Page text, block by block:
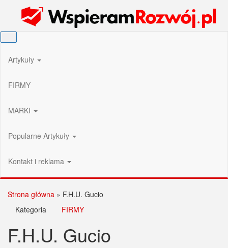
Wspieram Rozwój PL
Artykuły
FIRMY
MARKI
Popularne Artykuły
Kontakt i reklama
Strona główna » F.H.U. Gucio
Kategoria
FIRMY
F.H.U. Gucio